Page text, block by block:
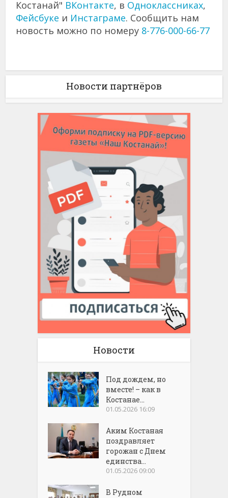
Костанай" ВКонтакте, в Одноклассниках,
Фейсбуке и Инстаграме. Сообщить нам
новость можно по номеру 8-776-000-66-77
Новости партнёров
Новости
Под дождем, но
вместе! – как в
Костанае...
01.05.2026 16:09
Аким Костаная
поздравляет
горожан с Днем
единства...
01.05.2026 09:00
В Рудном